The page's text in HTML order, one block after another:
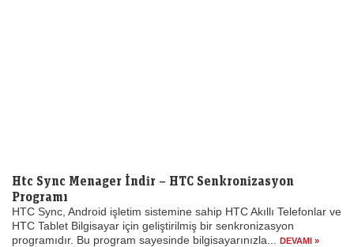
Htc Sync Menager İndir – HTC Senkronizasyon
Programı
HTC Sync, Android işletim sistemine sahip HTC Akıllı Telefonlar ve
HTC Tablet Bilgisayar için geliştirilmiş bir senkronizasyon
programıdır. Bu program sayesinde bilgisayarınızla...
DEVAMI »